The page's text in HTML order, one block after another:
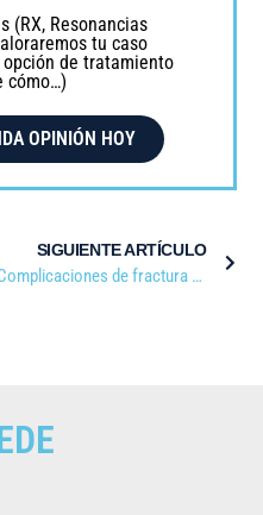
(RX, Resonancias
tu caso
de tratamiento
cómo…)
OPINIÓN HOY
SIGUIENTE ARTÍCULO
Complicaciones de fractura de clavícula